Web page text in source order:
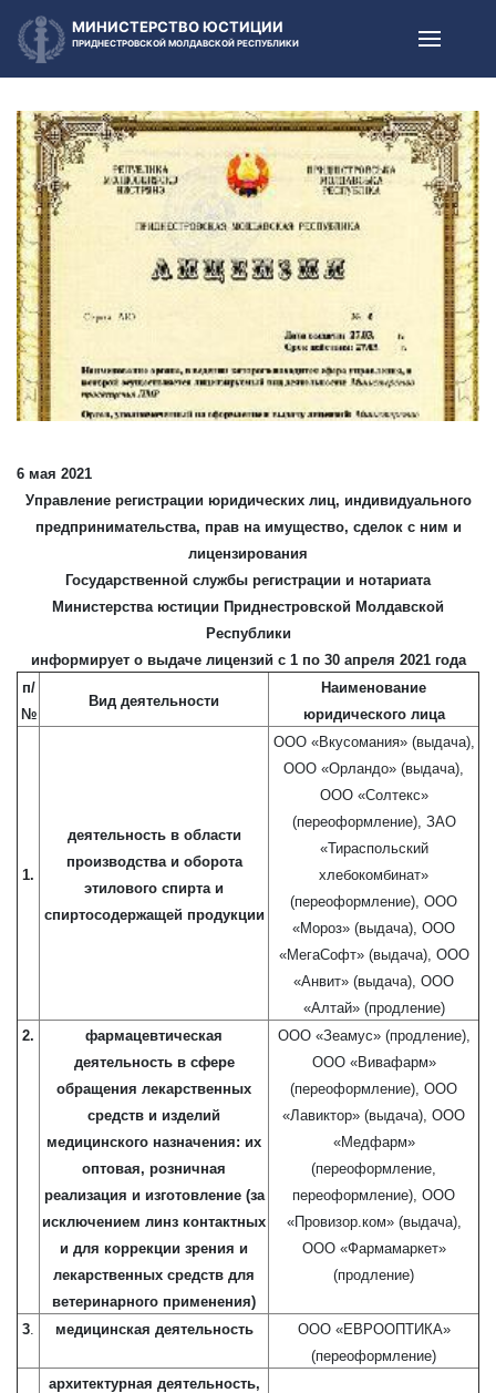
МИНИСТЕРСТВО ЮСТИЦИИ
ПРИДНЕСТРОВСКОЙ МОЛДАВСКОЙ РЕСПУБЛИКИ
6 мая 2021
Управление регистрации юридических лиц, индивидуального
предпринимательства, прав на имущество, сделок с ним и
лицензирования
Государственной службы регистрации и нотариата
Министерства юстиции Приднестровской Молдавской
Республики
информирует о выдаче лицензий с 1 по 30 апреля 2021 года
п/
№
Вид деятельности
Наименование
юридического лица
1.
деятельность в области
производства и оборота
этилового спирта и
спиртосодержащей продукции
ООО «Вкусомания» (выдача),
ООО «Орландо» (выдача),
ООО «Солтекс»
(переоформление), ЗАО
«Тираспольский
хлебокомбинат»
(переоформление), ООО
«Мороз» (выдача), ООО
«МегаСофт» (выдача), ООО
«Анвит» (выдача), ООО
«Алтай» (продление)
2.
фармацевтическая
деятельность в сфере
обращения лекарственных
средств и изделий
медицинского назначения: их
оптовая, розничная
реализация и изготовление (за
исключением линз контактных
и для коррекции зрения и
лекарственных средств для
ветеринарного применения)
ООО «Зеамус» (продление),
ООО «Вивафарм»
(переоформление), ООО
«Лавиктор» (выдача), ООО
«Медфарм»
(переоформление,
переоформление), ООО
«Провизор.ком» (выдача),
ООО «Фармамаркет»
(продление)
3. медицинская деятельность
ООО «ЕВРООПТИКА»
(переоформление)
архитектурная деятельность,